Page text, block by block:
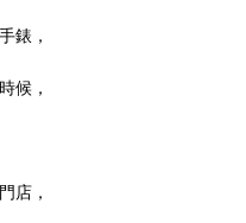
錶，
候，
店，